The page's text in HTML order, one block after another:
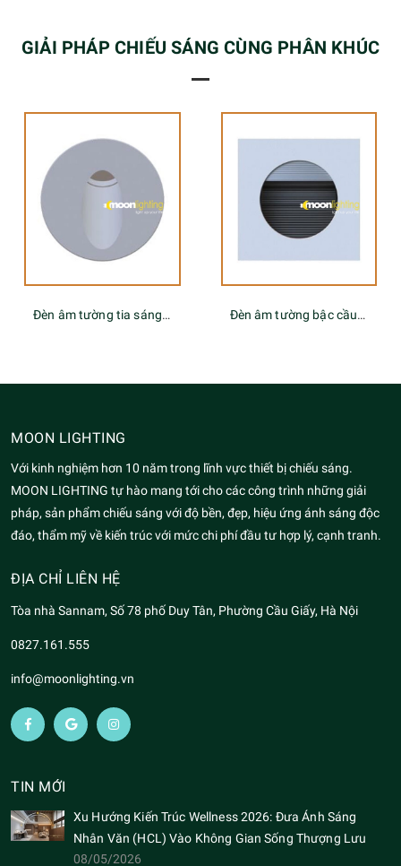
GIẢI PHÁP CHIẾU SÁNG CÙNG PHÂN KHÚC
Đèn âm tường bậc cầu thang tia sáng tròn Đèn âm tường mặt vuông MG-SN008B
MOON LIGHTING
Với kinh nghiệm hơn 10 năm trong lĩnh vực thiết bị chiếu sáng.
MOON LIGHTING tự hào mang tới cho các công trình những giải
pháp, sản phẩm chiếu sáng với độ bền, đẹp, hiệu ứng ánh sáng độc
đáo, thẩm mỹ về kiến trúc với mức chi phí đầu tư hợp lý, cạnh tranh.
ĐỊA CHỈ LIÊN HỆ
Tòa nhà Sannam, Số 78 phố Duy Tân, Phường Cầu Giấy, Hà Nội
0827.161.555
info@moonlighting.vn
TIN MỚI
Xu Hướng Kiến Trúc Wellness 2026: Đưa Ánh Sáng
Nhân Văn (HCL) Vào Không Gian Sống Thượng Lưu
08/05/2026